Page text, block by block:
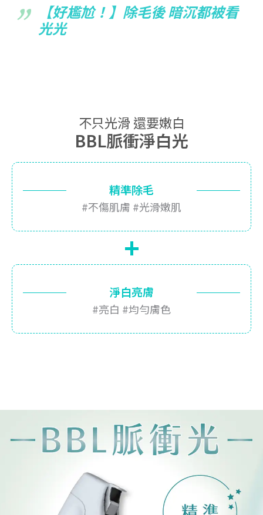
【好尷尬！】除毛後 暗沉都被看
光光
不只光滑 還要嫩白
BBL脈衝淨白光
精準除毛
#不傷肌膚 #光滑嫩肌
+
淨白亮膚
#亮白 #均勻膚色